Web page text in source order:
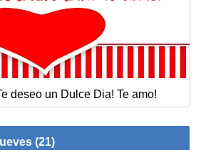
deseo un Dulce Dia! Te amo!
(21)